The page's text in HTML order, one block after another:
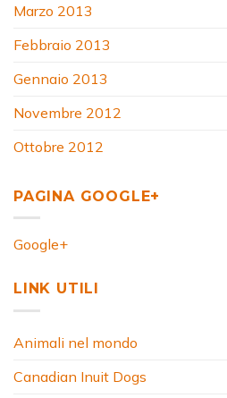
Marzo 2013
Febbraio 2013
Gennaio 2013
Novembre 2012
Ottobre 2012
PAGINA GOOGLE+
Google+
LINK UTILI
Animali nel mondo
Canadian Inuit Dogs